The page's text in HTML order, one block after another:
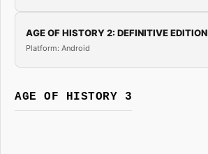
AGE OF HISTORY 2: DEFINITIVE EDITION
Platform: Android
AGE OF HISTORY 3